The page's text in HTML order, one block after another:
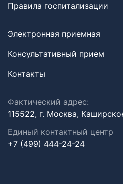
Правила госпитализации
Электронная приемная
Консультативный прием
Контакты
Фактический адрес:
115522, г. Москва,
Единый контактный центр
+7 (499) 444-24-24